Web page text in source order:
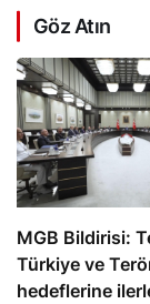
Göz Atın
MGB Bildirisi:
Türkiye ve
hedeflerine